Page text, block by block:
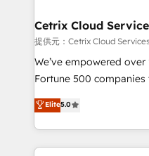
Award 🏆2020 Elite
Integrations HubSpot
Marketing Enablement
2018 Website Design
Growth-Driven Design
Sales Enablement
Cetrix Cloud
提供元：Cetrix Cloud
We’ve empowered
Fortune 500
and nonprofits — to
revenue, and unlock the
With deep technical
automation,
Elite5.0